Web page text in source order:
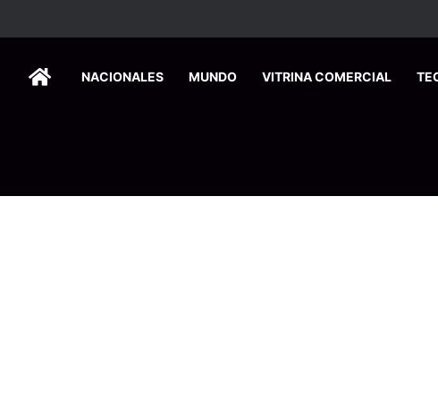
HOMENACIONALES MUNDO VITRINA COMERCIAL